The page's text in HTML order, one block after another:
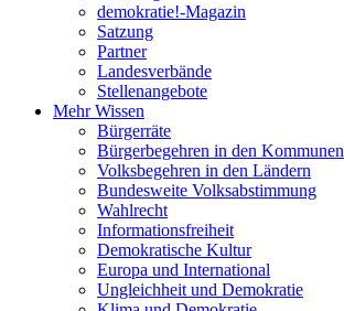
demokratie!-Magazin
Satzung
Partner
Landesverbände
Stellenangebote
Mehr Wissen
Bürgerräte
Bürgerbegehren in den Kommunen
Volksbegehren in den Ländern
Bundesweite Volksabstimmung
Wahlrecht
Informationsfreiheit
Demokratische Kultur
Europa und International
Ungleichheit und Demokratie